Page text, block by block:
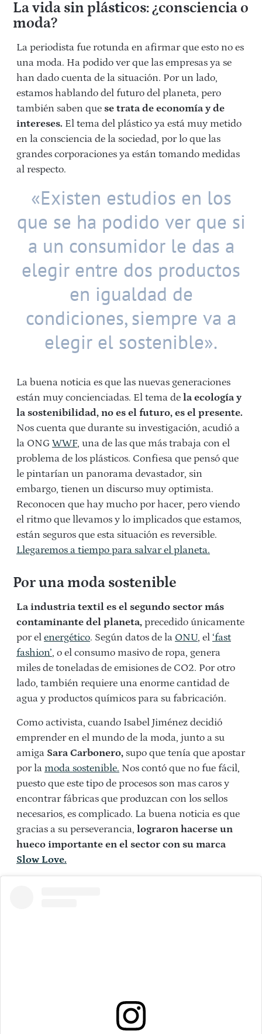
La vida sin plásticos: ¿consciencia o
moda?
La periodista fue rotunda en afirmar que esto no es
una moda. Ha podido ver que las empresas ya se
han dado cuenta de la situación. Por un lado,
estamos hablando del futuro del planeta, pero
también saben que se trata de economía y de
intereses. El tema del plástico ya está muy metido
en la consciencia de la sociedad, por lo que las
grandes corporaciones ya están tomando medidas
al respecto.
«Existen estudios en los
que se ha podido ver que si
a un consumidor le das a
elegir entre dos productos
en igualdad de
condiciones, siempre va a
elegir el sostenible».
La buena noticia es que las nuevas generaciones
están muy concienciadas. El tema de la ecología y
la sostenibilidad, no es el futuro, es el presente.
Nos cuenta que durante su investigación, acudió a
la ONG WWF, una de las que más trabaja con el
problema de los plásticos. Confiesa que pensó que
le pintarían un panorama devastador, sin
embargo, tienen un discurso muy optimista.
Reconocen que hay mucho por hacer, pero viendo
el ritmo que llevamos y lo implicados que estamos,
están seguros que esta situación es reversible.
Llegaremos a tiempo para salvar el planeta.
Por una moda sostenible
La industria textil es el segundo sector más
contaminante del planeta, precedido únicamente
por el energético. Según datos de la ONU, el ‘fast
fashion’, o el consumo masivo de ropa, genera
miles de toneladas de emisiones de CO2. Por otro
lado, también requiere una enorme cantidad de
agua y productos químicos para su fabricación.
Como activista, cuando Isabel Jiménez decidió
emprender en el mundo de la moda, junto a su
amiga Sara Carbonero, supo que tenía que apostar
por la moda sostenible. Nos contó que no fue fácil,
puesto que este tipo de procesos son mas caros y
encontrar fábricas que produzcan con los sellos
necesarios, es complicado. La buena noticia es que
gracias a su perseverancia, lograron hacerse un
hueco importante en el sector con su marca
Slow Love.